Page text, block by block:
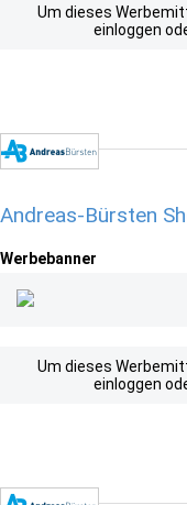
Um dieses
einloggen
Andreas-Bürsten
Werbebanner
Um dieses
einloggen